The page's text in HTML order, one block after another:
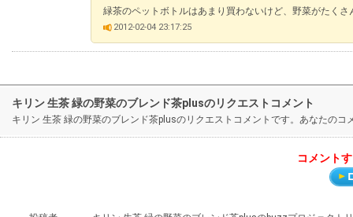
緑茶のペットボトルはあまり買わないけど、野菜がたく
2012-02-04 23:17:25
キリン 生茶 緑の野菜のブレンド茶plusのリクエストコメント
キリン 生茶 緑の野菜のブレンド茶plusのリクエストコメントです。あなたの
コメント